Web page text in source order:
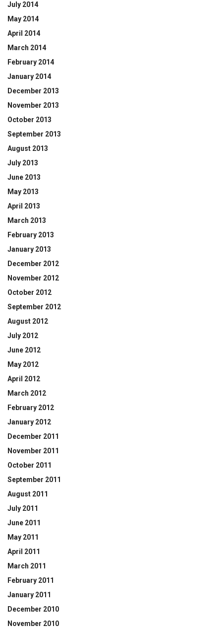
July 2014
May 2014
April 2014
March 2014
February 2014
January 2014
December 2013
November 2013
October 2013
September 2013
August 2013
July 2013
June 2013
May 2013
April 2013
March 2013
February 2013
January 2013
December 2012
November 2012
October 2012
September 2012
August 2012
July 2012
June 2012
May 2012
April 2012
March 2012
February 2012
January 2012
December 2011
November 2011
October 2011
September 2011
August 2011
July 2011
June 2011
May 2011
April 2011
March 2011
February 2011
January 2011
December 2010
November 2010